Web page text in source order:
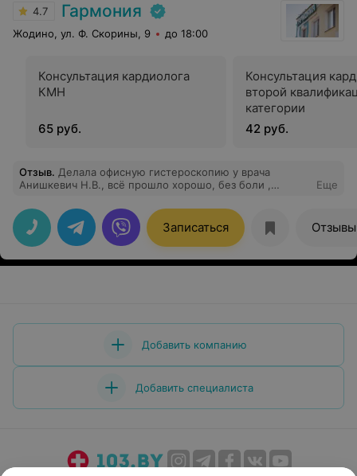
4.7 Гармония
Жодино, ул. Ф. Скорины, 9 до 18:00
Консультация кардиолога
КМН
65 руб.
Консультация
второй
категории
42 руб.
Отзыв. Делала офисную гистероскопию у врача
Анишкевич Н.В., всё прошло хорошо, без боли ,
за ваш профессионализм!!!!
Еще
Записаться Отзывы
Добавить компанию
Добавить специалиста